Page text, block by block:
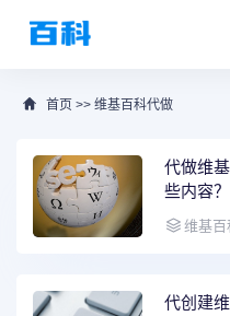
首页 >> 维基百科代做
代做维
些内容？
维基百
代创建